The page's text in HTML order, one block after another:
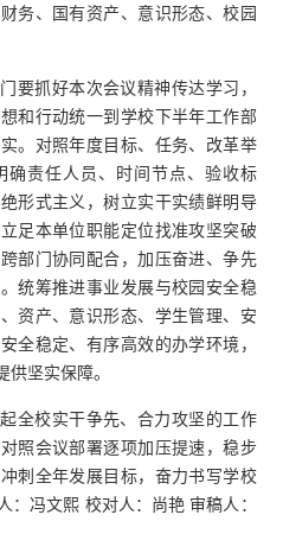
务、国有资产、意识形态、校园
要抓好本次会议精神传达学习，
和行动统一到学校下半年工作部
。对照年度目标、任务、改革举
确责任人员、时间节点、验收标
形式主义，树立实干实绩鲜明导
足本单位职能定位找准攻坚突破
部门协同配合，加压奋进、争先
统筹推进事业发展与校园安全稳
资产、意识形态、学生管理、安
全稳定、有序高效的办学环境，
坚实保障。
全校实干争先、合力攻坚的工作
照会议部署逐项加压提速，稳步
刺全年发展目标，奋力书写学校
：冯文熙 校对人：尚艳 审稿人：